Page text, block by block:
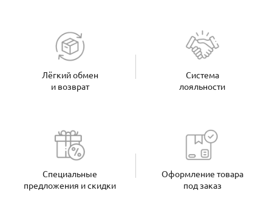
Лёгкий обмен
и возврат
Система
лояльности
Специальные
предложения и скидки
Оформление товара
под заказ